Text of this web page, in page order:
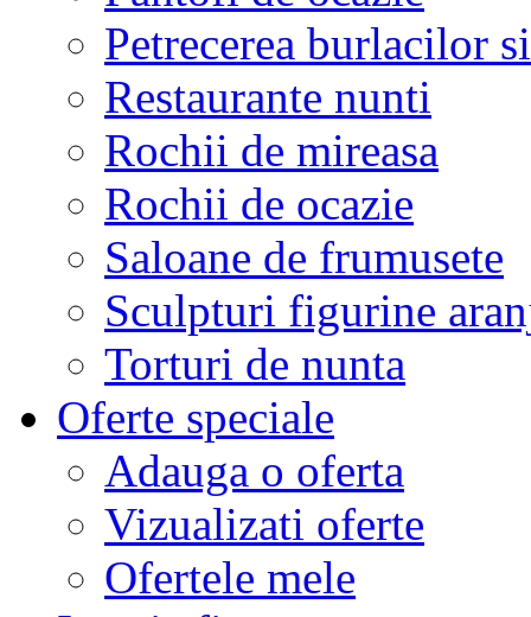
Petrecerea burlacilor
Restaurante nunti
Rochii de mireasa
Rochii de ocazie
Saloane de frumusete
Sculpturi figurine
Torturi de nunta
Oferte speciale
Adauga o oferta
Vizualizati oferte
Ofertele mele